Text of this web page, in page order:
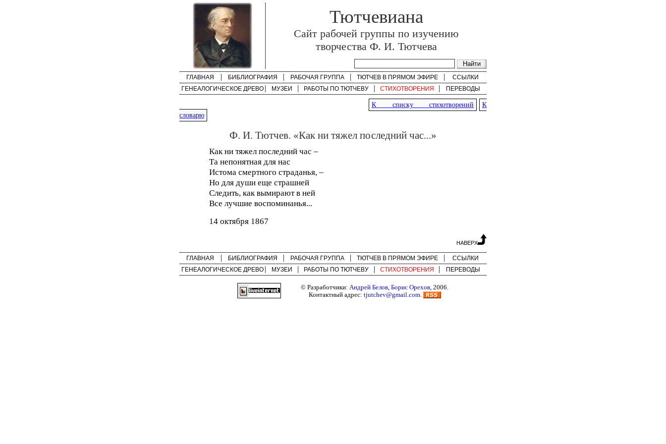
Тютчевиана
Cайт рабочей группы по изучению
творчества Ф. И. Тютчева
ГЛАВНАЯ БИБЛИОГРАФИЯ РАБОЧАЯ ГРУППА ТЮТЧЕВ В ПРЯМОМ ЭФИРЕ
ССЫЛКИ
ГЕНЕАЛОГИЧЕСКОЕ ДРЕВО
МУЗЕИ РАБОТЫ ПО ТЮТЧЕВУ СТИХОТВОРЕНИЯ ПЕРЕВОДЫ
К списку стихотворений
К
словарю
Ф. И. Тютчев. «Как ни тяжел последний час...»
Как ни тяжел последний час –
Та непонятная для нас
Истома смертного страданья, –
Но для души еще страшней
Следить, как вымирают в ней
Все лучшие воспоминанья...
14 октября 1867
НАВЕРХ
ГЛАВНАЯ БИБЛИОГРАФИЯ РАБОЧАЯ ГРУППА ТЮТЧЕВ В ПРЯМОМ ЭФИРЕ
ССЫЛКИ
ГЕНЕАЛОГИЧЕСКОЕ ДРЕВО
МУЗЕИ РАБОТЫ ПО ТЮТЧЕВУ СТИХОТВОРЕНИЯ ПЕРЕВОДЫ
© Разработчики: Андрей Белов, Борис Орехов, 2006.
Контактный адрес: tjutchev@gmail.com.